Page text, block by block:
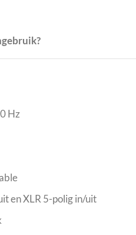
Hz
en XLR 5-polig in/uit